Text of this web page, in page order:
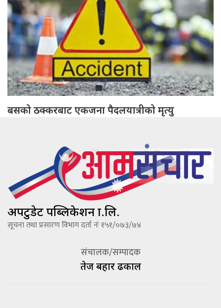
बसको ठक्करबाट एकजना पैदलयात्रीको मृत्यु
अपटुडेट पब्लिकेशन प्रा.लि.
सूचना तथा प्रसारण विभाग दर्ता नंः १५१/०७३/७४
संचालक/सम्पादक
तेज बहादूर ढकाल